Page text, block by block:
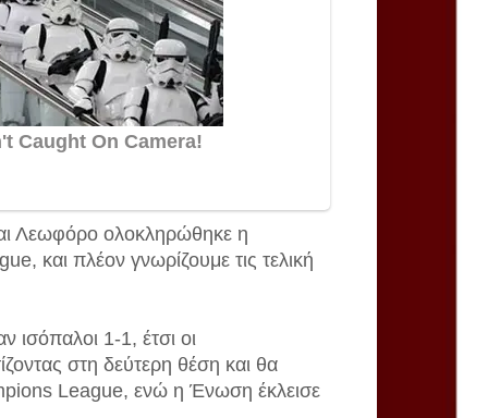
Λεωφόρο ολοκληρώθηκε η
και πλέον γνωρίζουμε τις τελική
1-1, έτσι οι
στη δεύτερη θέση και θα
League, ενώ η Ένωση έκλεισε